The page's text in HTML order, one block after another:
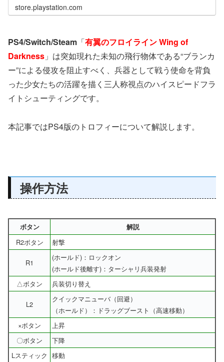
store.playstation.com
PS4/Switch/Steam 「有翼のフロイライン Wing of
Darkness 」は突如現れた未知の飛行物体である“ブランカ
ー”による侵攻を阻止すべく、兵器として戦う使命を背負
った少女たちの活躍を描く三人称視点のハイスピードフラ
イトシューティングです。
本記事ではPS4版のトロフィーについて解説します。
操作方法
ボタン 解説
R2ボタン 射撃
R1
(ホールド)：ロックオン
(ホールド後離す)：ターシャリ兵装発射
△ボタン
兵装切り替え
L2
クイックマニューバ（回避）
（ホールド）：ドラッグブースト（高速移動）
×ボタン
上昇
〇ボタン
下降
Lスティック 移動